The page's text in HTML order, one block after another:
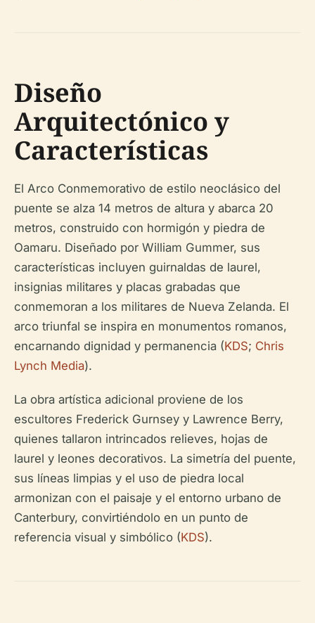
Diseño
Arquitectónico y
Características
El Arco Conmemorativo de estilo neoclásico del
puente se alza 14 metros de altura y abarca 20
metros, construido con hormigón y piedra de
Oamaru. Diseñado por William Gummer, sus
características incluyen guirnaldas de laurel,
insignias militares y placas grabadas que
conmemoran a los militares de Nueva Zelanda. El
arco triunfal se inspira en monumentos romanos,
encarnando dignidad y permanencia (KDS; Chris
Lynch Media).
La obra artística adicional proviene de los
escultores Frederick Gurnsey y Lawrence Berry,
quienes tallaron intrincados relieves, hojas de
laurel y leones decorativos. La simetría del puente,
sus líneas limpias y el uso de piedra local
armonizan con el paisaje y el entorno urbano de
Canterbury, convirtiéndolo en un punto de
referencia visual y simbólico (KDS).